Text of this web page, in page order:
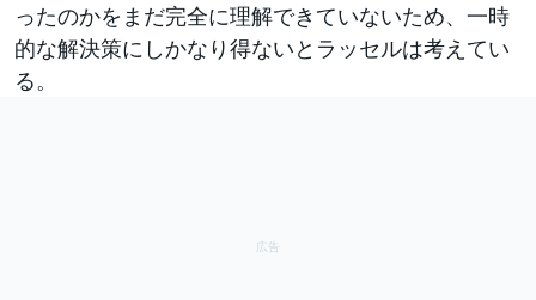
ったのかをまだ完全に理解できていないため、一時
的な解決策にしかなり得ないとラッセルは考えてい
る。